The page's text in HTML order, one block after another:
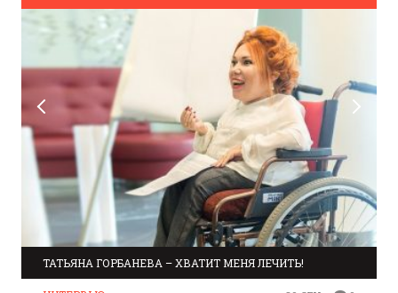
ТАТЬЯНА ГОРБАНЕВА – ХВАТИТ МЕНЯ ЛЕЧИТЬ!